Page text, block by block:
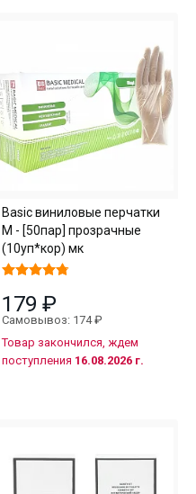
Basic виниловые перчатки
M - [50пар] прозрачные
(10уп*кор) мк
179 ₽
Самовывоз: 174 ₽
Товар закончился, ждем
поступления 16.08.2026 г.